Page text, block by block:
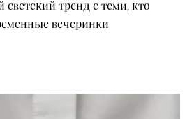
тренд с теми, кто
вечеринки